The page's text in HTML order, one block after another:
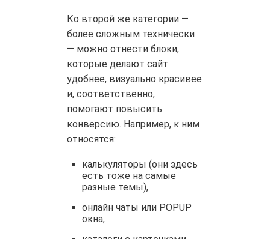
Ко второй же категории —
более сложным технически
— можно отнести блоки,
которые делают сайт
удобнее, визуально красивее
и, соответственно,
помогают повысить
конверсию. Например, к ним
относятся:
калькуляторы (они здесь
есть тоже на самые
разные темы),
онлайн чаты или POPUP
окна,